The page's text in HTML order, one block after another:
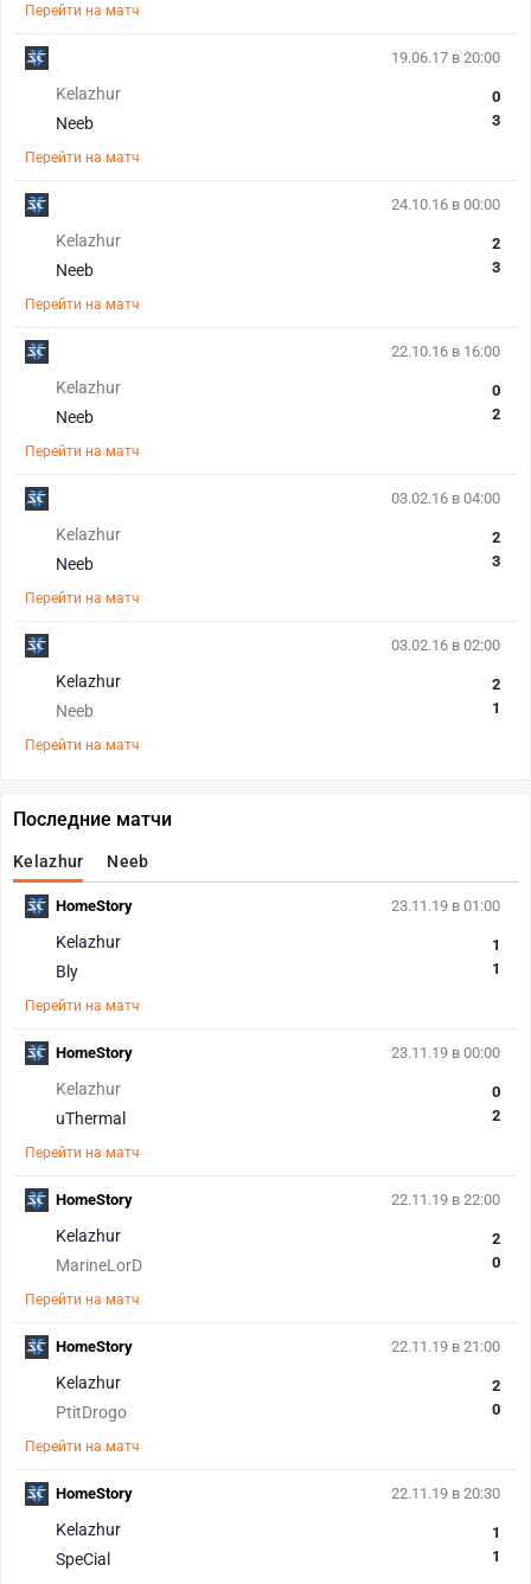
Перейти на матч
19.06.17 в 20:00
Kelazhur
Neeb
0
3
Перейти на матч
24.10.16 в 00:00
Kelazhur
Neeb
2
3
Перейти на матч
22.10.16 в 16:00
Kelazhur
Neeb
0
2
Перейти на матч
03.02.16 в 04:00
Kelazhur
Neeb
2
3
Перейти на матч
03.02.16 в 02:00
Kelazhur
Neeb
2
1
Перейти на матч
Последние матчи
Kelazhur Neeb
23.11.19 в 01:00
Kelazhur
Bly
1
1
Перейти на матч
HomeStory
23.11.19 в 00:00
Kelazhur
uThermal
0
2
Перейти на матч
HomeStory
22.11.19 в 22:00
Kelazhur
MarineLorD
2
0
Перейти на матч
HomeStory
22.11.19 в 21:00
Kelazhur
PtitDrogo
2
0
Перейти на матч
HomeStory
22.11.19 в 20:30
Kelazhur
SpeCial
1
1
HomeStory